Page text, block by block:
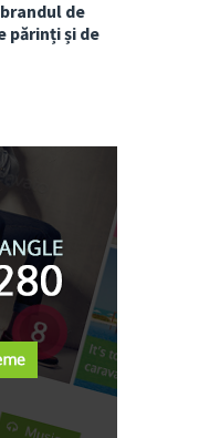
de
părinți și de